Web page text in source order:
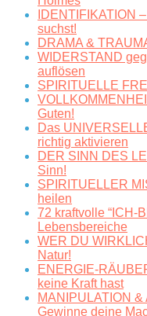
IDENTIFIKATION
suchst!
DRAMA &
WIDERSTAND
auflösen
SPIRITUELLE
Guten!
Das
richtig aktivieren
DER SINN DES
Sinn!
SPIRITUELLER
heilen
72 kraftvolle “ICH-
Lebensbereiche
WER DU
Natur!
ENERGIE-
keine Kraft hast
MANIPULATION
Gewinne deine